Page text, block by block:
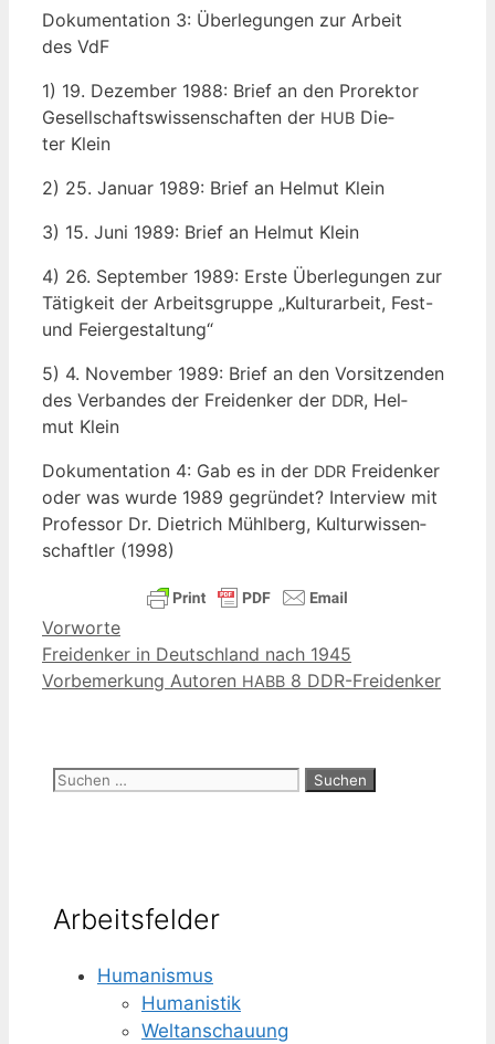
Doku­men­ta­ti­on 3: Über­le­gun­gen zur Arbeit
des VdF
1) 19. Dezem­ber 1988: Brief an den Pro­rek­tor
Gesell­schafts­wis­sen­schaf­ten der HUB Die­
ter Klein
2) 25. Janu­ar 1989: Brief an Hel­mut Klein
3) 15. Juni 1989: Brief an Hel­mut Klein
4) 26. Sep­tem­ber 1989: Ers­te Über­le­gun­gen zur
Tätig­keit der Arbeits­grup­pe „Kul­tur­ar­beit, Fest-
und Feiergestaltung“
5) 4. Novem­ber 1989: Brief an den Vor­sit­zen­den
des Ver­ban­des der Frei­den­ker der DDR, Hel­
mut Klein
Doku­men­ta­ti­on 4: Gab es in der DDR Frei­den­ker
oder was wur­de 1989 gegrün­det? Inter­view mit
Pro­fes­sor Dr. Diet­rich Mühl­berg, Kul­tur­wis­sen­
schaft­ler (1998)
Kategorien
Vorworte
Freidenker in Deutschland nach 1945
Vorbemerkung Autoren HABB 8 DDR-Freidenker
Suchen
Arbeitsfelder
Humanismus
Humanistik
Weltanschauung